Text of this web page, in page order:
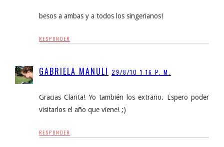
besos a ambas y a todos los singerianos!
RESPONDER
GABRIELA MANULI 29/8/10 1:16 P. M.
Gracias Clarita! Yo también los extraño. Espero poder
visitarlos el año que viene! ;)
RESPONDER